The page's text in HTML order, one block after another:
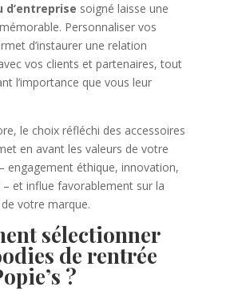
d’entreprise soigné laisse une
Personnaliser vos
d’instaurer une relation
vos clients et partenaires, tout
l’importance que vous leur
le choix réfléchi des accessoires
en avant les valeurs de votre
engagement éthique, innovation,
– et influe favorablement sur la
votre marque.
sélectionner
de rentrée
?